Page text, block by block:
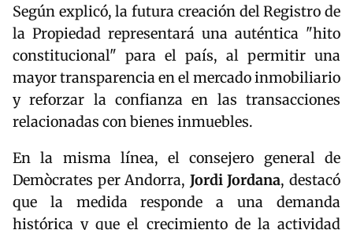
Según explicó, la futura creación del Registro de
la Propiedad representará una auténtica "hito
constitucional" para el país, al permitir una
mayor transparencia en el mercado inmobiliario
y reforzar la confianza en las transacciones
relacionadas con bienes inmuebles.
En la misma línea, el consejero general de
Demòcrates per Andorra, Jordi Jordana, destacó
que la medida responde a una demanda
histórica y que el crecimiento de la actividad